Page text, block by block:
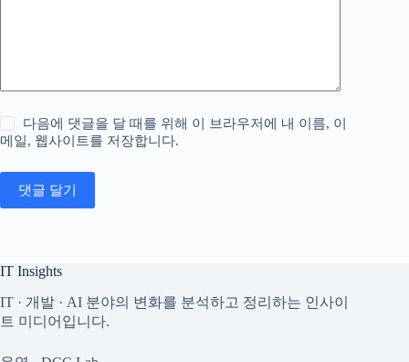
다음에 댓글을 달 때를 위해 이 브라우저에 내 이름, 이
메일, 웹사이트를 저장합니다.
댓글 달기
IT Insights
IT · 개발 · AI 분야의 변화를 분석하고 정리하는 인사이
트 미디어입니다.